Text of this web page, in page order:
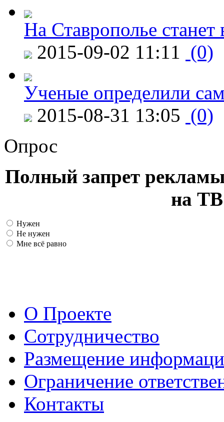
На Ставрополье
2015-09-02 11:11 (0)
Ученые определили
2015-08-31 13:05 (0)
Опрос
Полный запрет
на ТВ
Нужен
Не нужен
Мне всё равно
О Проекте
Сотрудничество
Размещение
Ограничение
Контакты